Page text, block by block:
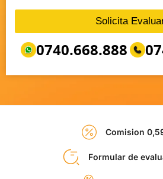
Solicita
0740.668.888
Comision
Formular de